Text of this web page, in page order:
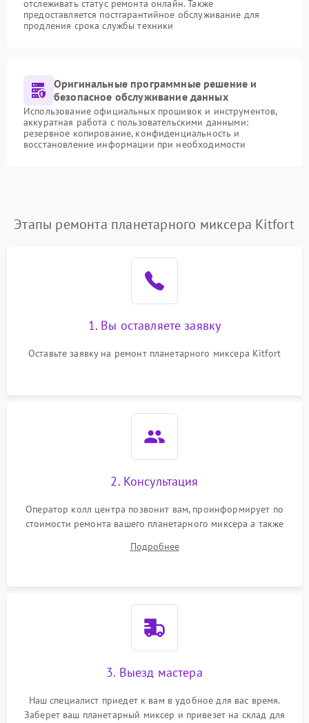
отслеживать статус ремонта онлайн. Также
предоставляется постгарантийное обслуживание для
продления срока службы техники
Оригинальные программные решение и
безопасное обслуживание данных
Использование официальных прошивок и инструментов,
аккуратная работа с пользовательскими данными:
резервное копирование, конфиденциальность и
восстановление информации при необходимости
Этапы ремонта планетарного миксера Kitfort
1. Вы оставляете заявку
Оставьте заявку на ремонт планетарного миксера Kitfort
2. Консультация
Оператор колл центра позвонит вам, проинформирует по
стоимости ремонта вашего планетарного миксера а также
Подробнее
3. Выезд мастера
Наш специалист приедет к вам в удобное для вас время.
Заберет ваш планетарный миксер и привезет на склад для